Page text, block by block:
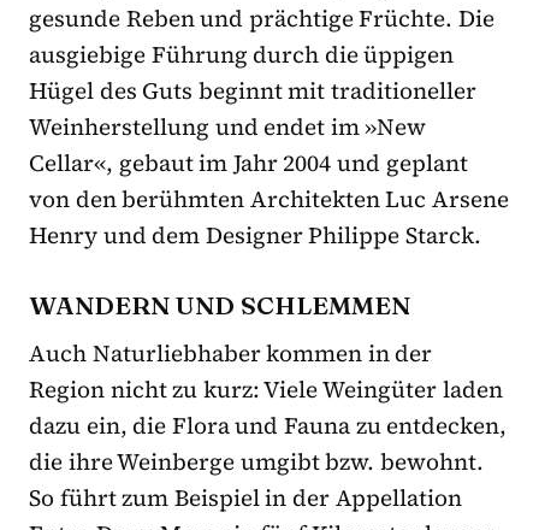
gesunde Reben und prächtige Früchte. Die
ausgiebige Führung durch die üppigen
Hügel des Guts beginnt mit traditioneller
Weinherstellung und endet im »New
Cellar«, gebaut im Jahr 2004 und geplant
von den berühmten Architekten Luc Arsene
Henry und dem Designer Philippe Starck.
WANDERN UND SCHLEMMEN
Auch Naturliebhaber kommen in der
Region nicht zu kurz: Viele Weingüter laden
dazu ein, die Flora und Fauna zu entdecken,
die ihre Weinberge umgibt bzw. bewohnt.
So führt zum Beispiel in der Appellation